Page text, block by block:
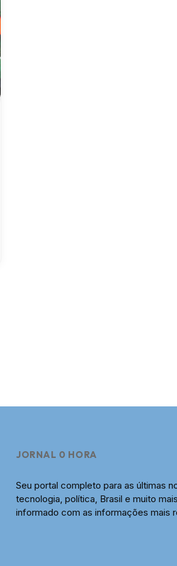
JORNAL 0 HORA
Seu portal completo para as últimas
tecnologia, política, Brasil e muito
informado com as informações mais